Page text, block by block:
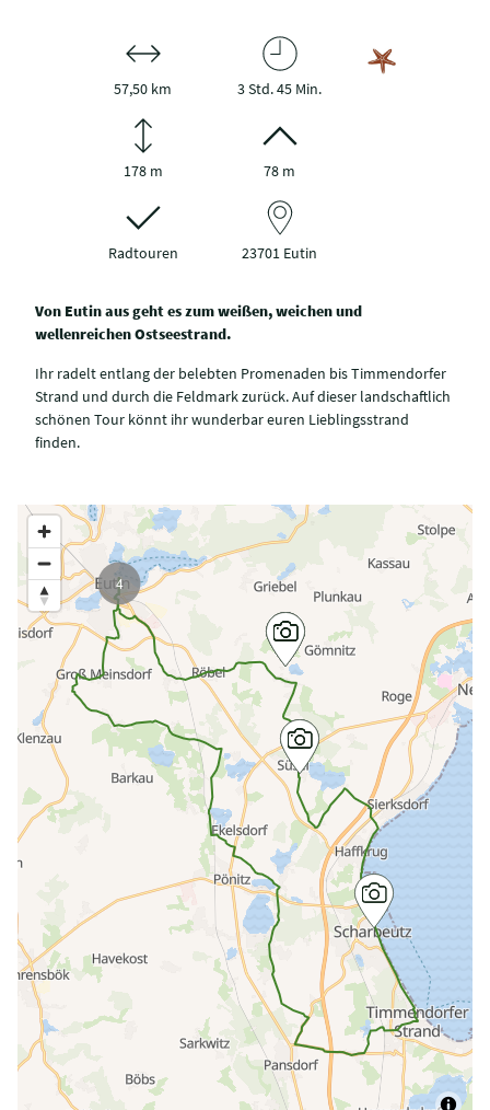
57,50 km 3 Std. 45 Min.
178 m 78 m
Radtouren 23701 Eutin
Von Eutin aus geht es zum weißen, weichen und
wellenreichen Ostseestrand.
Ihr radelt entlang der belebten Promenaden bis Timmendorfer
Strand und durch die Feldmark zurück. Auf dieser landschaftlich
schönen Tour könnt ihr wunderbar euren Lieblingsstrand
finden.
4